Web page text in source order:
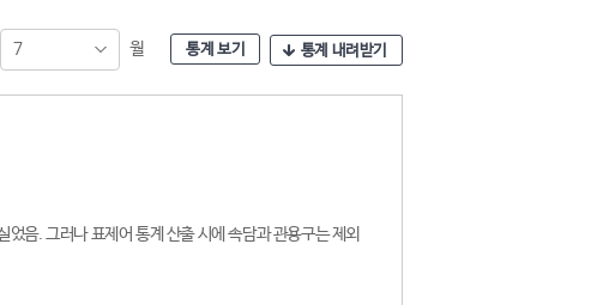
7 월 통계 보기 통계 내려받기
음. 그러나 표제어 통계 산출 시에 속담과 관용구는 제외